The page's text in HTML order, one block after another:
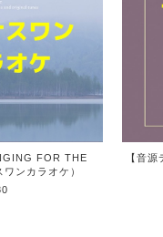
FOR THE
ンカラオケ）
【音